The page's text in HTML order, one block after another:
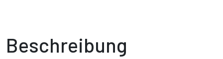
Beschreibung